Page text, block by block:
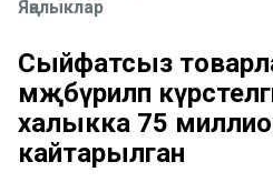
Яңалыклар
Сыйфатсыз
мәҗбүриләп
халыкка 75
кайтарылган